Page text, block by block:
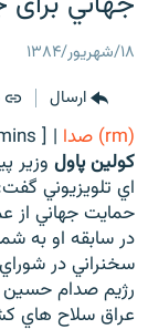
اصلی
رفتن
صفحه
جستجوبرنامه‌های رادیویی
فرکانس‌ها
پادکست
چندرسانه‌ای
گزارش‌های تصویری
گزارش‌های
زنان فردا
English
به ما بپیوندید
۱۸/شهریور/۱۳۸۴
ارسال
(rm) صدا |
]
كولين پاول وزير
اي تلويزيوني
حمايت جهاني از
سخنراني در
رژيم صدام حسين
عراق سلاح هاي